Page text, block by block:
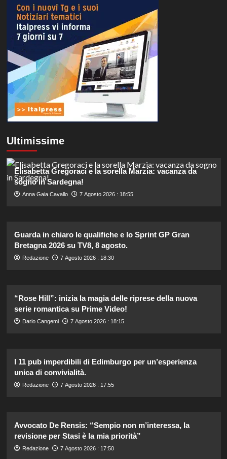
Ultimissime
Elisabetta Gregoraci e la sorella Marzia: vacanza da
sogno in Sardegna!
Anna Gaia Cavallo 7 Agosto 2026 : 18:55
Guarda in chiaro le qualifiche e lo Sprint GP Gran
Bretagna 2026 su TV8, 8 agosto.
Redazione 7 Agosto 2026 : 18:30
“Rose Hill”: inizia la magia delle riprese della nuova
serie romantica su Prime Video!
Dario Cangemi 7 Agosto 2026 : 18:15
I 11 pub imperdibili di Edimburgo per un’esperienza
unica di convivialità.
Redazione 7 Agosto 2026 : 17:55
Avvocato De Rensis: “Sempio non m’interessa, la
revisione per Stasi è la mia priorità”
Redazione 7 Agosto 2026 : 17:50